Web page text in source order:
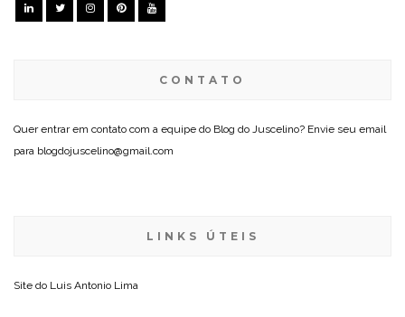
CONTATO
Quer entrar em contato com a equipe do Blog do Juscelino? Envie seu email
para blogdojuscelino@gmail.com
LINKS ÚTEIS
Site do Luis Antonio Lima